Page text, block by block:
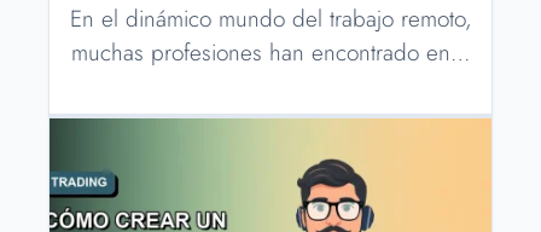
En el dinámico mundo del trabajo remoto,
muchas profesiones han encontrado en…